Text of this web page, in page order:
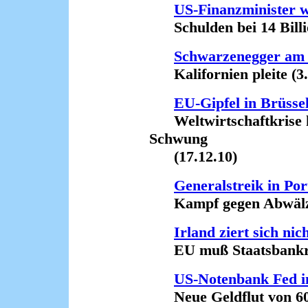
US-Finanzminister
Schulden bei 14
Schwarzenegger
Kalifornien pleite
EU-Gipfel in
Weltwirtschaftkrise
Schwung
(17.12.10)
Generalstreik in
Kampf gegen
Irland ziert sich
EU muß
US-Notenbank Fed
Neue Geldflut von